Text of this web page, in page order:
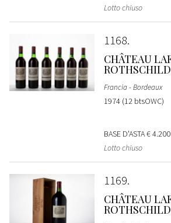
Lotto chiuso
1168
CHÂTEAU
ROTHSCHILD
Francia - Bordeaux
1974 (12 btsOWC)
BASE D'ASTA€ 4.200
Lotto chiuso
1169
CHÂTEAU